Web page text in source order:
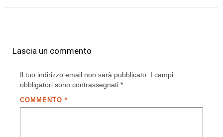
Lascia un commento
Il tuo indirizzo email non sarà pubblicato. I campi
obbligatori sono contrassegnati *
COMMENTO *